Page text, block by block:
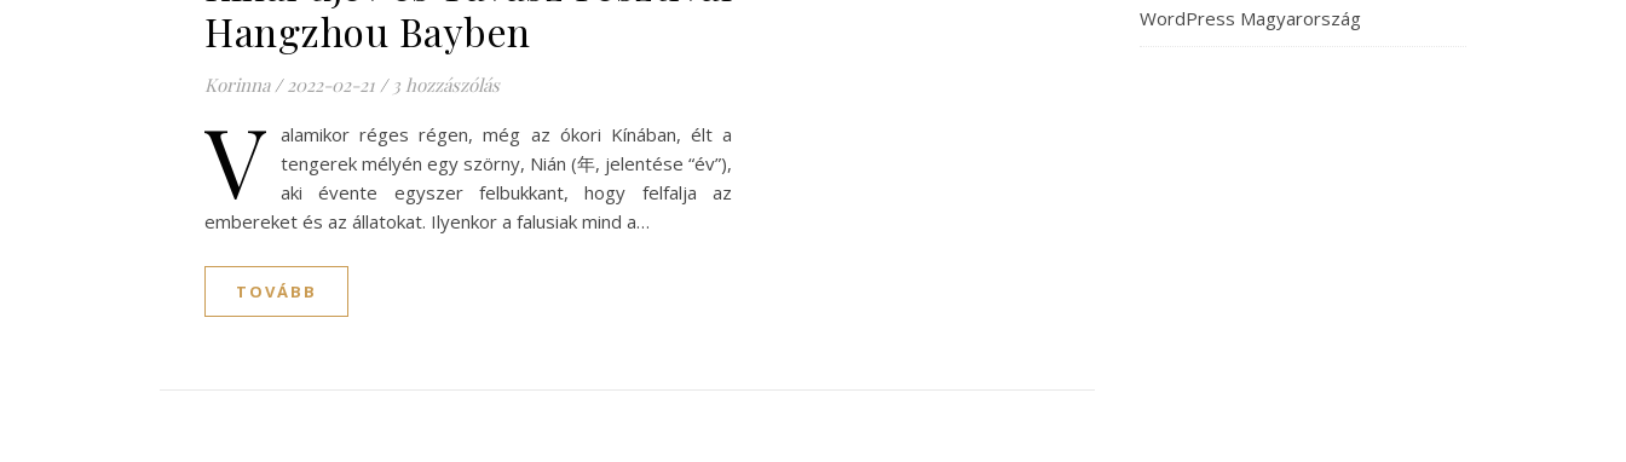
Hangzhou Bayben
Korinna / 2022-02-21 / 3 hozzászólás
V alamikor réges régen, még az ókori Kínában, élt a
tengerek mélyén egy szörny, Nián (年, jelentése “év”),
aki évente egyszer felbukkant, hogy felfalja az
embereket és az állatokat. Ilyenkor a falusiak mind a…
TOVÁBB
WordPress Magyarország